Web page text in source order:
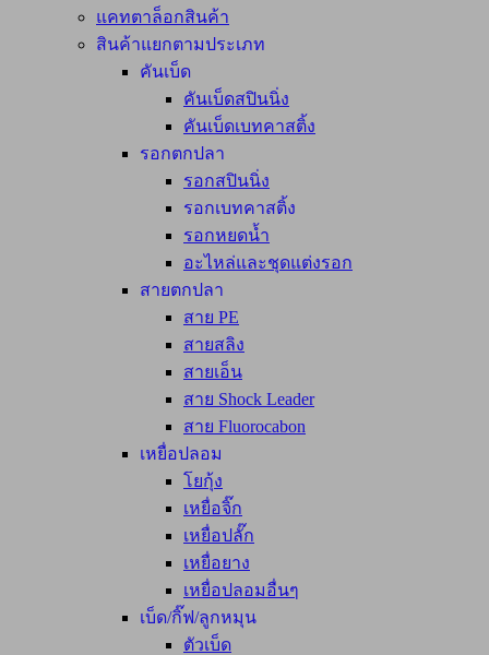
แคทตาล็อกสินค้า
สินค้าแยกตามประเภท
คันเบ็ด
คันเบ็ดสปินนิ่ง
คันเบ็ดเบทคาสติ้ง
รอกตกปลา
รอกสปินนิ่ง
รอกเบทคาสติ้ง
รอกหยดน้ำ
อะไหล่และชุดแต่งรอก
สายตกปลา
สาย PE
สายสลิง
สายเอ็น
สาย Shock Leader
สาย Fluorocabon
เหยื่อปลอม
โยกุ้ง
เหยื่อจิ๊ก
เหยื่อปลั๊ก
เหยื่อยาง
เหยื่อปลอมอื่นๆ
เบ็ด/กิ๊ฟ/ลูกหมุน
ตัวเบ็ด